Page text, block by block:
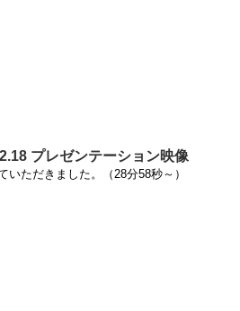
プレゼンテーション映像
ただきました。（28分58秒～）